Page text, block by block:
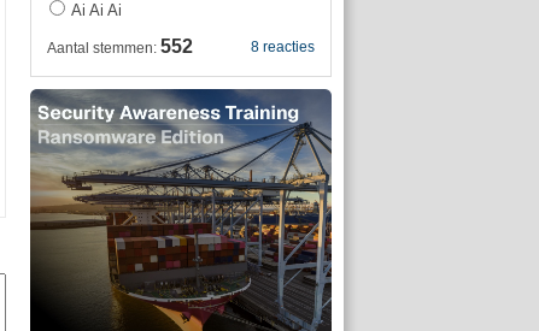
Ai Ai Ai
8 reacties
Aantal stemmen: 552